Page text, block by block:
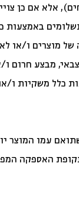
אלא אם כן
מוצרים ו/או
מבצע חרום ו/
כלל משקיות ו/
עמו המוצר